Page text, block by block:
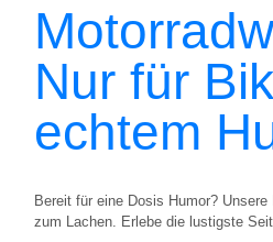
Nur für
echtem
Bereit für eine Dosis Humor?
zum Lachen. Erlebe die lustigste